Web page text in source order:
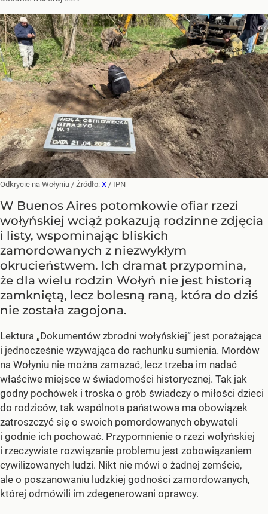
Odkrycie na Wołyniu / Źródło: X / IPN
W Buenos Aires potomkowie ofiar rzezi
wołyńskiej wciąż pokazują rodzinne zdjęcia
i listy, wspominając bliskich
zamordowanych z niezwykłym
okrucieństwem. Ich dramat przypomina,
że dla wielu rodzin Wołyń nie jest historią
zamkniętą, lecz bolesną raną, która do dziś
nie została zagojona.
Lektura „Dokumentów zbrodni wołyńskiej” jest porażająca
i jednocześnie wzywająca do rachunku sumienia. Mordów
na Wołyniu nie można zamazać, lecz trzeba im nadać
właściwe miejsce w świadomości historycznej. Tak jak
godny pochówek i troska o grób świadczy o miłości dzieci
do rodziców, tak wspólnota państwowa ma obowiązek
zatroszczyć się o swoich pomordowanych obywateli
i godnie ich pochować. Przypomnienie o rzezi wołyńskiej
i rzeczywiste rozwiązanie problemu jest zobowiązaniem
cywilizowanych ludzi. Nikt nie mówi o żadnej zemście,
ale o poszanowaniu ludzkiej godności zamordowanych,
której odmówili im zdegenerowani oprawcy.